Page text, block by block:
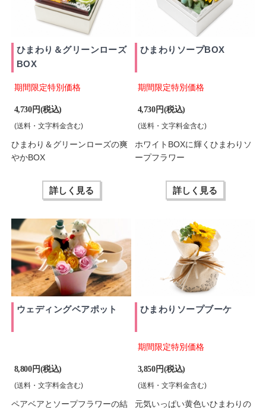
ひまわり＆グリーンローズ
BOX
期間限定特別価格
4,730 円(税込)
(送料・文字料金含む)
ひまわり＆グリーンローズの爽
やかBOX
詳しく見る
ひまわりソープBOX
期間限定特別価格
4,730 円(税込)
(送料・文字料金含む)
ホワイトBOXに輝くひまわりソ
ープフラワー
詳しく見る
ウェディングベアポット
8,800 円(税込)
(送料・文字料金含む)
ペアベアとソープフラワーの結
ひまわりソープブーケ
期間限定特別価格
3,850 円(税込)
(送料・文字料金含む)
元気いっぱい黄色いひまわりの